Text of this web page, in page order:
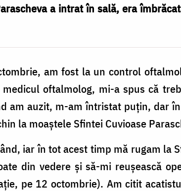
a intrat în sală, era
am fost la un control
oftalmolog, mi-a spus că
am auzit, m-am întristat puțin, dar
la moaștele Sfintei Cuvioase
iar în tot acest timp mă rugam la
din vedere și să-mi reușească
pe 12 octombrie). Am citit